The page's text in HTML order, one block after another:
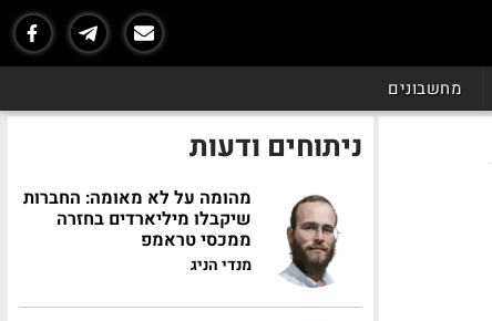
מחשבונים
ניתוחים ודעות
מהומה על לא מאומה: החברות
שיקבלו מיליארדים בחזרה
ממכסי טראמפ
מנדי הניג